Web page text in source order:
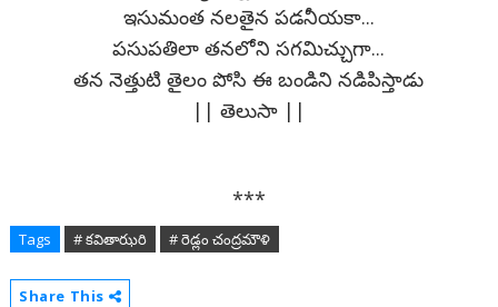
ఇసుమంత నలతైన పడనీయకా...
పసుపతిలా తనలోని సగమిచ్చుగా...
తన నెత్తుటి తైలం పోసి ఈ బండిని నడిపిస్తాడు
|| తెలుసా ||
***
Tags # కవితాఝరి # రెడ్లం చంద్రమౌళి
Share This